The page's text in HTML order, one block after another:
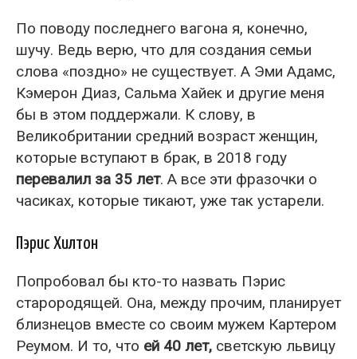
По поводу последнего вагона я, конечно,
шучу. Ведь верю, что для создания семьи
слова «поздно» не существует. А Эми Адамс,
Кэмерон Диаз, Сальма Хайек и другие меня
бы в этом поддержали. К слову, в
Великобритании средний возраст женщин,
которые вступают в брак, в 2018 году
перевалил за 35 лет. А все эти фразочки о
часиках, которые тикают, уже так устарели.
Пэрис Хилтон
Попробовал бы кто-то назвать Пэрис
старородящей. Она, между прочим, планирует
близнецов вместе со своим мужем Картером
Реумом. И то, что ей 40 лет, светскую львицу